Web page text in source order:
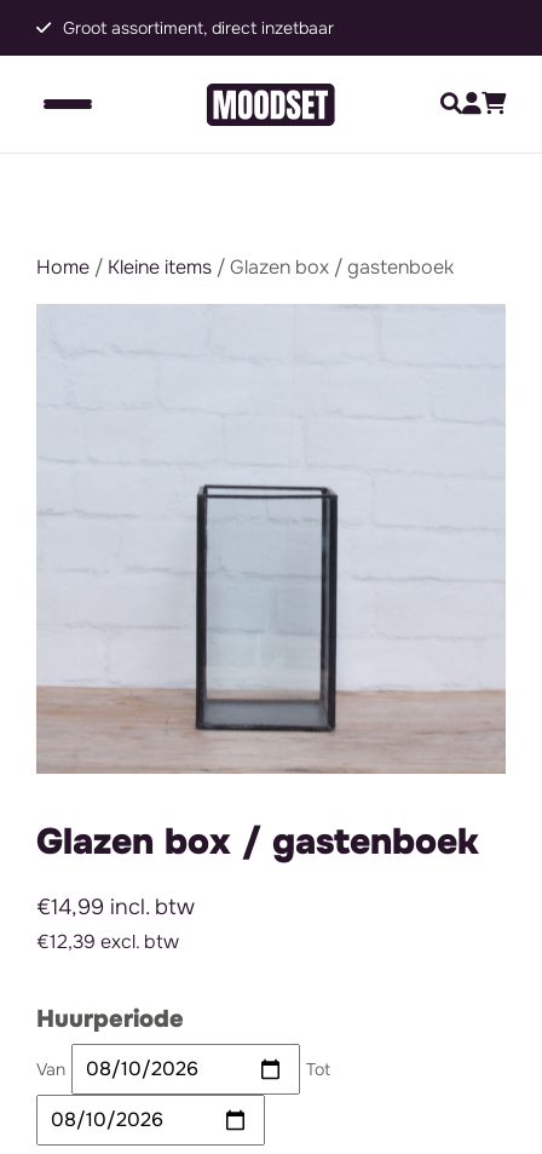
Groot assortiment, direct inzetbaar
Home / Kleine items / Glazen box / gastenboek
Glazen box / gastenboek
€14,99 incl. btw
€12,39 excl. btw
Huurperiode
Van Tot